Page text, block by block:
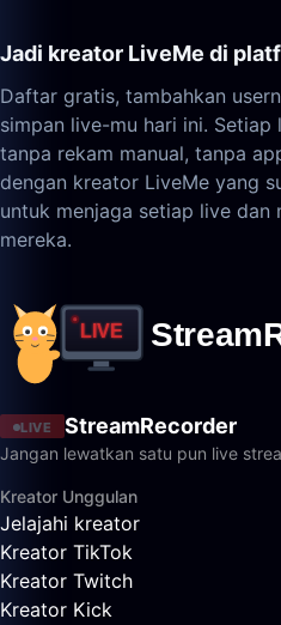
Jadi kreator LiveMe di
Daftar gratis, tambahkan
simpan live-mu hari ini.
tanpa rekam manual, tanpa
dengan kreator LiveMe yang
untuk menjaga setiap live dan
mereka.
LIVE StreamRecorder
Jangan lewatkan satu pun live
Kreator Unggulan
Jelajahi kreator
Kreator TikTok
Kreator Twitch
Kreator Kick